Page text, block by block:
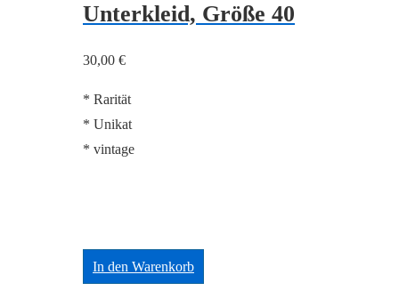
Unterkleid, Größe 40
30,00 €
* Rarität
* Unikat
* vintage
In den Warenkorb